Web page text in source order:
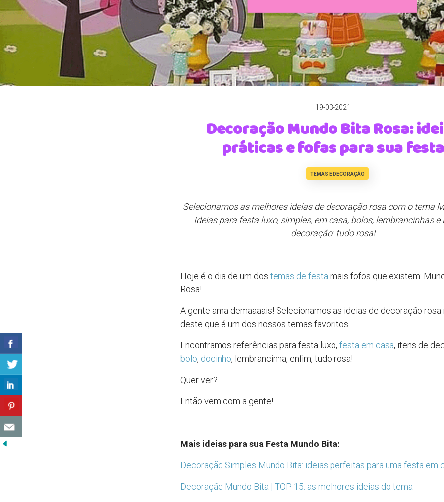
19-03-2021
Decoração Mundo Bita Rosa:
práticas e fofas para sua festa
TEMAS E DECORAÇÃO
Selecionamos as melhores ideias de decoração rosa com o tema
Ideias para festa luxo, simples, em casa, bolos, lembrancinhas e
decoração: tudo rosa!
Hoje é o dia de um dos temas de festa mais fofos que existem:
Rosa!
A gente ama demaaaais! Selecionamos as ideias de decoração rosa
deste que é um dos nossos temas favoritos.
Encontramos referências para festa luxo, festa em casa, itens de
bolo, docinho, lembrancinha, enfim, tudo rosa!
Quer ver?
Então vem com a gente!
Mais ideias para sua Festa Mundo Bita:
Decoração Simples Mundo Bita: ideias perfeitas para uma festa em
Decoração Mundo Bita | TOP 15: as melhores ideias do tema